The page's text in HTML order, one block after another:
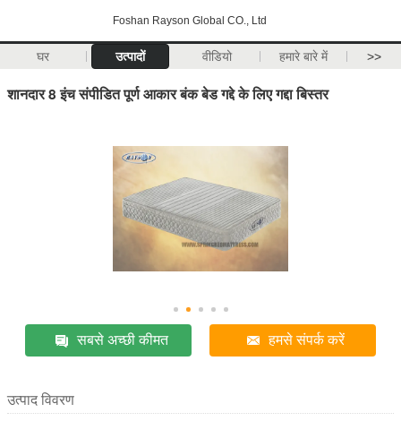
Foshan Rayson Global CO., Ltd
घर उत्पादों वीडियो हमारे बारे में >>
शानदार 8 इंच संपीडित पूर्ण आकार बंक बेड गद्दे के लिए गद्दा बिस्तर
सबसे अच्छी कीमत हमसे संपर्क करें
उत्पाद विवरण